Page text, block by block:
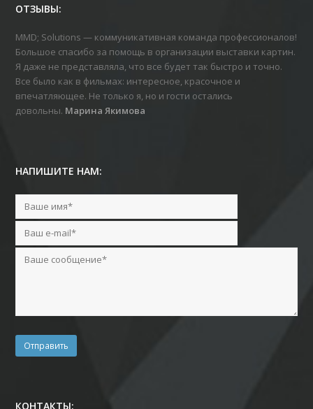
ОТЗЫВЫ:
MMD; Solutions — коммуникативная команда профессионалов!
Большое спасибо за помощь в организации выставки картин.
Я даже не представляла, что все будет так быстро и точно.
Все было как в фильмах: интересное, красочное и
впечатляющее. Не только я, но и гости остались
довольны. Марина Якимова
НАПИШИТЕ НАМ:
КОНТАКТЫ: